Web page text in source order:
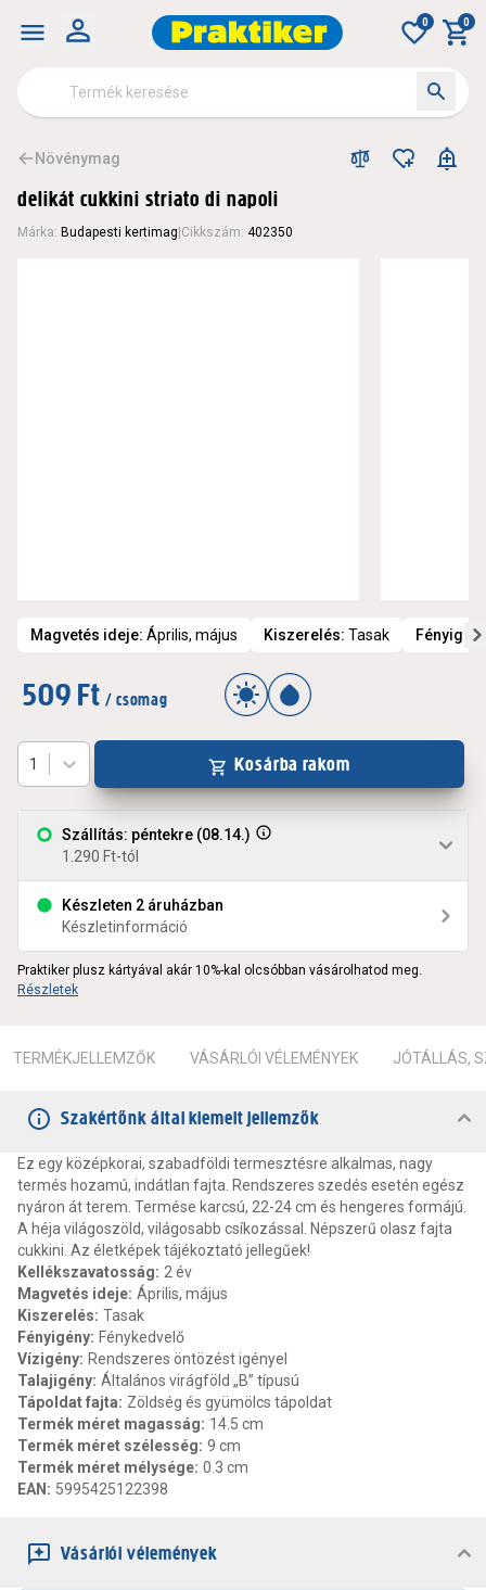
0 0
Növénymag
delikát cukkini striato di napoli
Márka: Budapesti kertimag Cikkszám: 402350
Magvetés ideje: Április, május Kiszerelés: Tasak
509 Ft / csomag
Szállítás: péntekre (08.14.)
1.290 Ft-tól
Készleten 2 áruházban
Készletinformáció
1 Kosárba rakom
Praktiker plusz kártyával akár 10%-kal olcsóbban vásárolhatod meg.
Részletek
TERMÉKJELLEMZŐK VÁSÁRLÓI VÉLEMÉNYEK JÓTÁLLÁS,
Szakértőnk által kiemelt jellemzők
Ez egy középkorai, szabadföldi termesztésre alkalmas, nagy
termés hozamú, indátlan fajta. Rendszeres szedés esetén egész
nyáron át terem. Termése karcsú, 22-24 cm és hengeres formájú.
A héja világoszöld, világosabb csíkozással. Népszerű olasz fajta
cukkini. Az életképek tájékoztató jellegűek!
Kellékszavatosság: 2 év
Magvetés ideje: Április, május
Kiszerelés: Tasak
Fényigény: Fénykedvelő
Vízigény: Rendszeres öntözést igényel
Talajigény: Általános virágföld „B” típusú
Tápoldat fajta: Zöldség és gyümölcs tápoldat
Termék méret magasság: 14.5 cm
Termék méret szélesség: 9 cm
Termék méret mélysége: 0.3 cm
EAN : 5995425122398
Vásárlói vélemények